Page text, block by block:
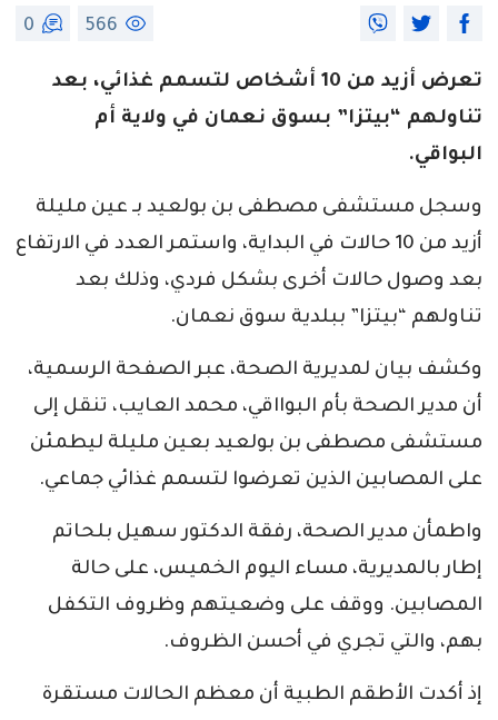
566
0
تعرض أزيد من 10 أشخاص لتسمم غذائي، بعد
تناولهم “بيتزا” بسوق نعمان في ولاية أم
البواقي.
وسجل مستشفى مصطفى بن بولعيد بـ عين مليلة
أزيد من 10 حالات في البداية، واستمر العدد في الارتفاع
بعد وصول حالات أخرى بشكل فردي، وذلك بعد
تناولهم “بيتزا” ببلدية سوق نعمان.
وكشف بيان لمديرية الصحة، عبر الصفحة الرسمية،
أن مدير الصحة بأم البوااقي، محمد العايب، تنقل إلى
مستشفى مصطفى بن بولعيد بعين مليلة ليطمئن
على المصابين الذين تعرضوا لتسمم غذائي جماعي.
واطمأن مدير الصحة، رفقة الدكتور سهيل بلحاتم
إطار بالمديرية، مساء اليوم الخميس، على حالة
المصابين. ووقف على وضعيتهم وظروف التكفل
بهم، والتي تجري في أحسن الظروف.
إذ أكدت الأطقم الطبية أن معظم الحالات مستقرة